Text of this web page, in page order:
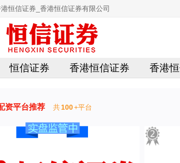
恒信证券_香港恒信证券有限公司
恒信证券 香港恒信证券 香港
资平台推荐 共100+平台